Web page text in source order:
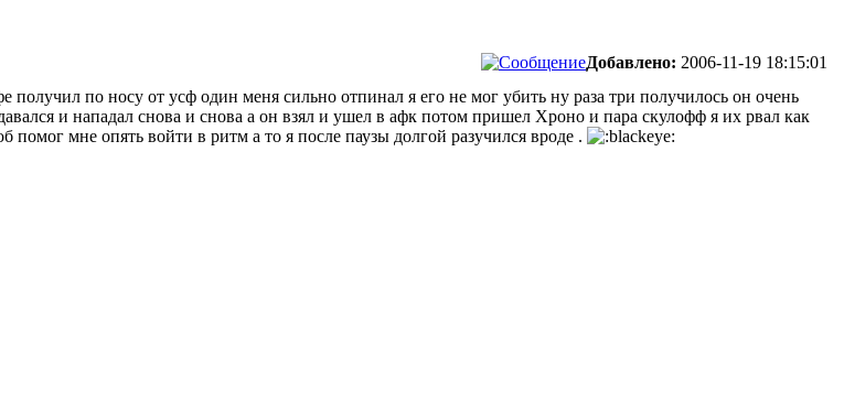
Добавлено: 2006-11-19 18:15:01
получил по носу от усф один меня сильно отпинал я его не мог убить ну раза три получилось он очень
и нападал снова и снова а он взял и ушел в афк потом пришел Хроно и пара скулофф я их рвал как
помог мне опять войти в ритм а то я после паузы долгой разучился вроде .